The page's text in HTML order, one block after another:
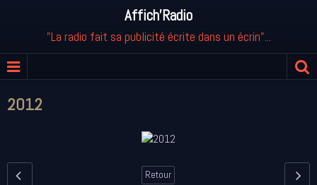
Affich'Radio
"La radio fait sa publicité écrite dans un écrin"...
2012
Retour